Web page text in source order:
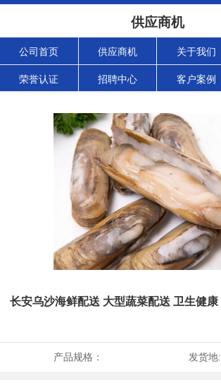
供应商机
公司首页 供应商机 关于我们
荣誉认证 招聘中心 客户案例
长安乌沙海鲜配送 大型蔬菜配送 卫生健康
产品规格： 发货地: